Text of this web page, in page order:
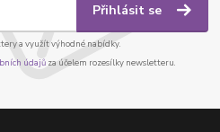
Přihlásit se
a využít výhodné nabídky.
údajůza účelem rozesílky newsletteru.